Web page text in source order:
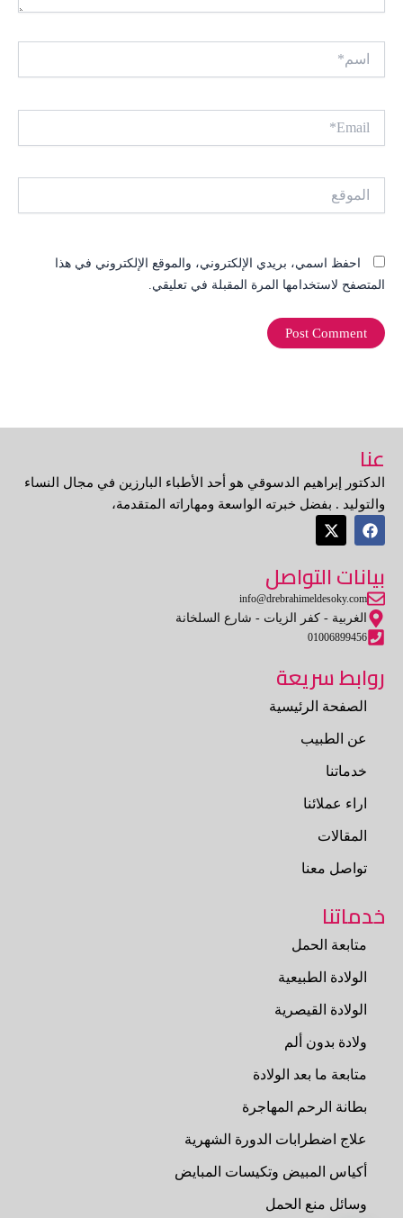
احفظ اسمي، بريدي الإلكتروني، والموقع الإلكتروني في هذا
المتصفح لاستخدامها المرة المقبلة في تعليقي.
عنا
الدكتور إبراهيم الدسوقي هو أحد الأطباء البارزين في مجال النساء
والتوليد . بفضل خبرته الواسعة ومهاراته المتقدمة،
F
a
e
b
o
o
k
X
-
w
i
t
e
r
بيانات التواصل
info@drebrahimeldesoky.com
الغربية - كفر الزيات - شارع السلخانة
01006899456
روابط سريعة
الصفحة الرئيسية
عن الطبيب
خدماتنا
اراء عملائنا
المقالات
تواصل معنا
خدماتنا
متابعة الحمل
الولادة الطبيعية
الولادة القيصرية
ولادة بدون ألم
متابعة ما بعد الولادة
بطانة الرحم المهاجرة
علاج اضطرابات الدورة الشهرية
أكياس المبيض وتكيسات المبايض
وسائل منع الحمل